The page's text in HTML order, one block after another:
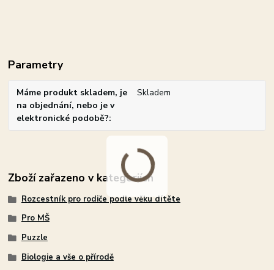
Parametry
Máme produkt skladem, je
na objednání, nebo je v
elektronické podobě?
Skladem
Zboží zařazeno v kategoriích
Rozcestník pro rodiče podle věku dítěte
Pro MŠ
Puzzle
Biologie a vše o přírodě